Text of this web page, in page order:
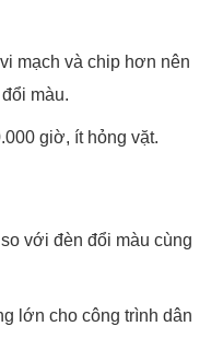
mạch và chip hơn nên
màu.
giờ, ít hỏng vặt.
với đèn đổi màu cùng
lớn cho công trình dân